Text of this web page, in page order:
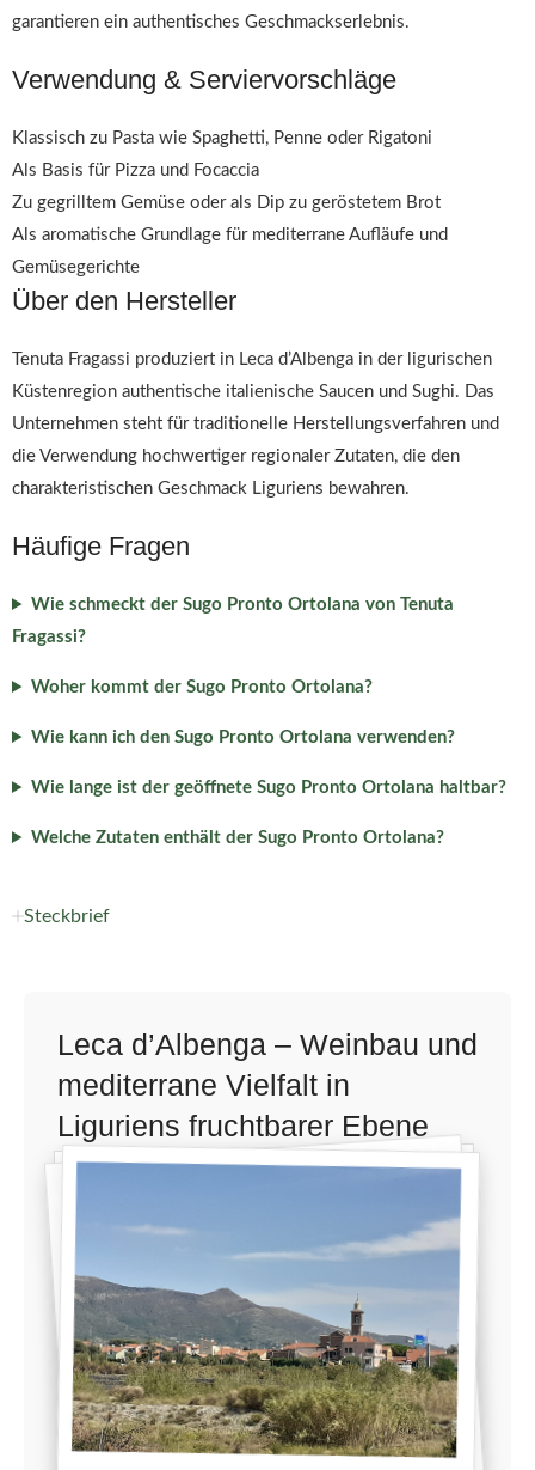
garantieren ein authentisches Geschmackserlebnis.
Verwendung & Serviervorschläge
Klassisch zu Pasta wie Spaghetti, Penne oder Rigatoni
Als Basis für Pizza und Focaccia
Zu gegrilltem Gemüse oder als Dip zu geröstetem Brot
Als aromatische Grundlage für mediterrane Aufläufe und
Gemüsegerichte
Über den Hersteller
Tenuta Fragassi produziert in Leca d’Albenga in der ligurischen
Küstenregion authentische italienische Saucen und Sughi. Das
Unternehmen steht für traditionelle Herstellungsverfahren und
die Verwendung hochwertiger regionaler Zutaten, die den
charakteristischen Geschmack Liguriens bewahren.
Häufige Fragen
Wie schmeckt der Sugo Pronto Ortolana von Tenuta
Fragassi?
Woher kommt der Sugo Pronto Ortolana?
Wie kann ich den Sugo Pronto Ortolana verwenden?
Wie lange ist der geöffnete Sugo Pronto Ortolana haltbar?
Welche Zutaten enthält der Sugo Pronto Ortolana?
Steckbrief
Leca d’Albenga – Weinbau und
mediterrane Vielfalt in
Liguriens fruchtbarer Ebene